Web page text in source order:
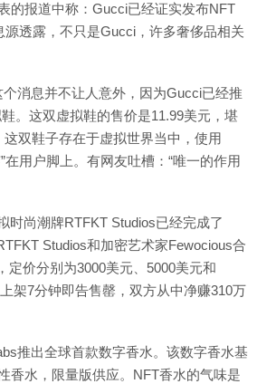
的报道中称：Gucci已经证实发布NFT
源透露，不只是Gucci，许多奢侈品相关
消息并不让人意外，因为Gucci已经推
。这双虚拟鞋的售价是11.99美元，堪
双鞋子存在于虚拟世界当中，使用
在用户脚上。有网友吐槽：“唯一的作用
时尚潮牌RTFKT Studios已经完成了
Studios和加密艺术家Fewocious合
定价分别为3000美元、5000美元和
架7分钟即告售罄，双方从中净赚310万
推出全球首款数字香水。该数字香水基
香水，限量版供应。NFT香水的气味是